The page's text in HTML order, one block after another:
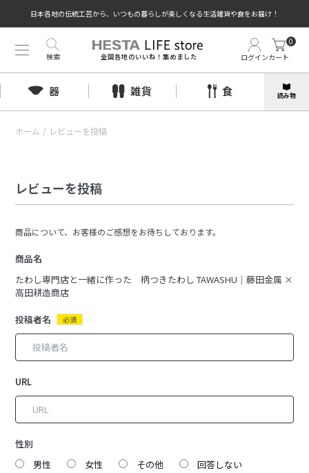
日本各地の伝統工芸から、いつもの暮らしが楽しくなる生活雑貨や食をお届け！
全国各地のいいね！集めました ログインカート
0
検索
器 雑貨 食 読み物
ホーム / レビューを投稿
レビューを投稿
商品について、お客様のご感想をお待ちしております。
商品名
たわし専門店と一緒に作った 柄つきたわし TAWASHU｜藤田金属 ×
高田耕造商店
投稿者名 必須
URL
性別
男性
女性 その他 回答しない